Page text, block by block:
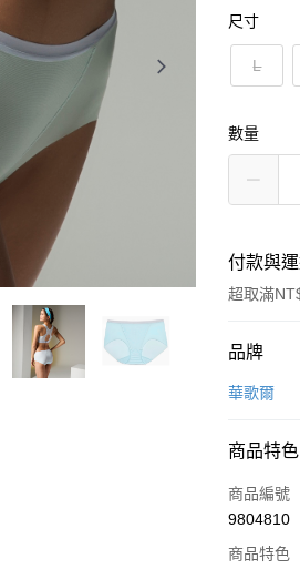
尺寸
L
數量
付款與
超取滿
付款方式
信用卡一
街口支付
ATM付款
品牌
華歌爾
商品特色
商品編號
9804810
商品特色